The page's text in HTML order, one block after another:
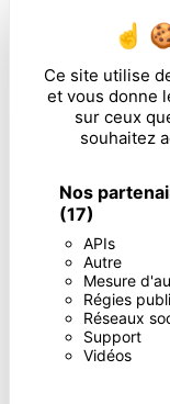
Ce site utilise
et vous donne
sur ceux
souhaitez
Nos
(17)
APIs
Autre
Mesure
Régies
Réseaux
Support
Vidéos
En cochant
particulières
** Les données
de vous contacter.
traitants. Vous
de portabilité, de
consentement à tout
auprès d’une autorité
données post-
ou par courrier
demandé. Nous
de contact puis